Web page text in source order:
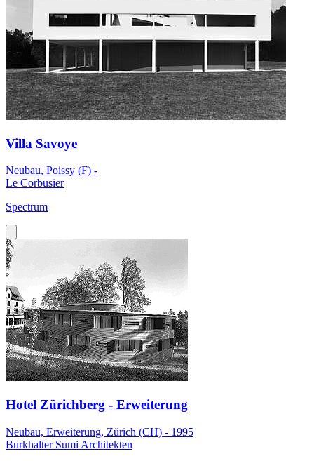
Villa Savoye
Neubau, Poissy (F) -
Le Corbusier
Spectrum
Hotel Zürichberg - Erweiterung
Neubau, Erweiterung, Zürich (CH) - 1995
Burkhalter Sumi Architekten